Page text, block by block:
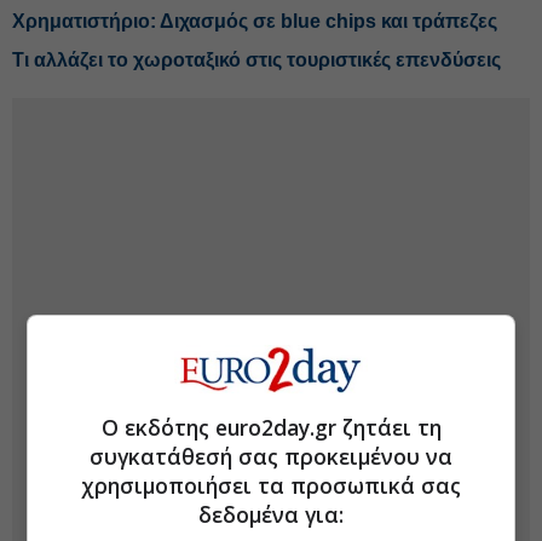
Χρηματιστήριο: Διχασμός σε blue chips και τράπεζες
Τι αλλάζει το χωροταξικό στις τουριστικές επενδύσεις
Ο εκδότης euro2day.gr ζητάει τη
συγκατάθεσή σας προκειμένου να
χρησιμοποιήσει τα προσωπικά σας
δεδομένα για: